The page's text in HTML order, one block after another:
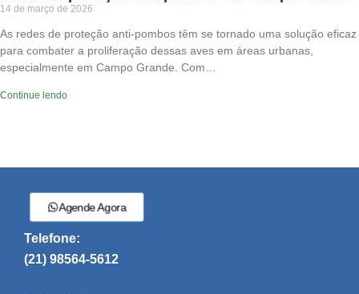
14 de março de 2026
As redes de proteção anti-pombos têm se tornado uma solução eficaz
para combater a proliferação dessas aves em áreas urbanas,
especialmente em Campo Grande. Com…
Continue lendo
Agende Agora
Telefone:
(21) 98564-5612